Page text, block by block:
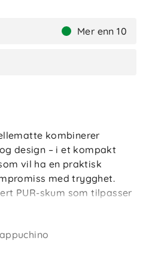
Mer enn 10
kombinerer
design – i et kompakt
vil ha en praktisk
med trygghet.
PUR-skum som tilpasser
og gir en varm og